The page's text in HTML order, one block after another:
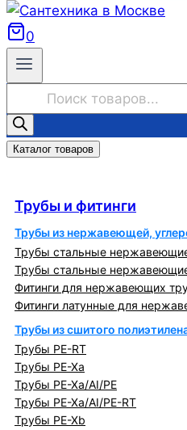
0
товаров
Каталог товаров
Трубы и фитинги
Трубы из нержавеющей,
Трубы стальные
Трубы стальные
Фитинги для нержавеющих
Фитинги латунные для
Трубы из сшитого
Трубы PE-RT
Трубы PE-Xa
Трубы PE-Xa/AI/PE
Трубы PE-Xa/AI/PE-RT
Трубы PE-Xb